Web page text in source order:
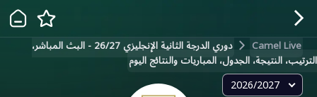
Camel Live دوري الدرجة الثانية الإنجليزي 26/27 - البث المباشر،
الترتيب، النتيجة، الجدول، المباريات والنتائج اليوم
2026/2027